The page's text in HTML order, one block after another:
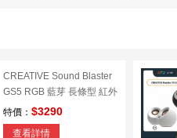
CREATIVE Sound Blaster
GS5 RGB 藍芽 長條型 紅外
線 遙控器 電腦喇叭
特價： $3290
查看詳情